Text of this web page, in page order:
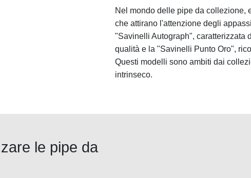
Nel mondo delle pipe da collezione,
che attirano l'attenzione degli
"Savinelli Autograph", caratterizzata
qualità e la "Savinelli Punto Oro",
Questi modelli sono ambiti dai
intrinseco.
le pipe da